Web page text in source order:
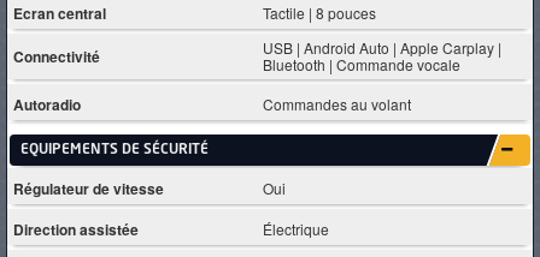
Ecran central Tactile | 8 pouces
Connectivité
USB | Android Auto | Apple Carplay |
Bluetooth | Commande vocale
Autoradio Commandes au volant
EQUIPEMENTS DE SÉCURITÉ
Régulateur de vitesse Oui
Direction assistée Électrique